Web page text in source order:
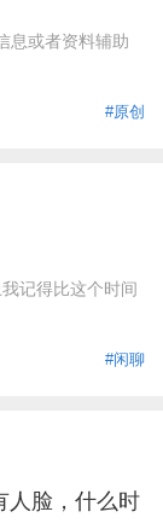
息或者资料辅助
#原创
记得比这个时间
#闲聊
人脸，什么时